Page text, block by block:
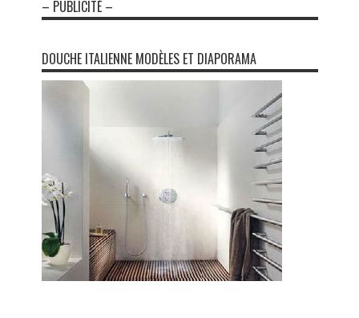
– PUBLICITÉ –
DOUCHE ITALIENNE MODÈLES ET DIAPORAMA